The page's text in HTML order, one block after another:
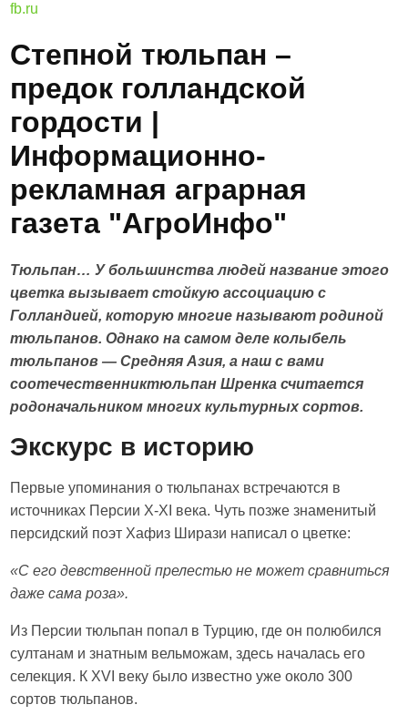
fb.ru
Степной тюльпан –
предок голландской
гордости |
Информационно-
рекламная аграрная
газета "АгроИнфо"
Тюльпан… У большинства людей название этого
цветка вызывает стойкую ассоциацию с
Голландией, которую многие называют родиной
тюльпанов. Однако на самом деле колыбель
тюльпанов — Средняя Азия, а наш с вами
соотечественниктюльпан Шренка считается
родоначальником многих культурных сортов.
Экскурс в историю
Первые упоминания о тюльпанах встречаются в
источниках Персии X-XI века. Чуть позже знаменитый
персидский поэт Хафиз Ширази написал о цветке:
«С его девственной прелестью не может сравниться
даже сама роза».
Из Персии тюльпан попал в Турцию, где он полюбился
султанам и знатным вельможам, здесь началась его
селекция. К XVI веку было известно уже около 300
сортов тюльпанов.